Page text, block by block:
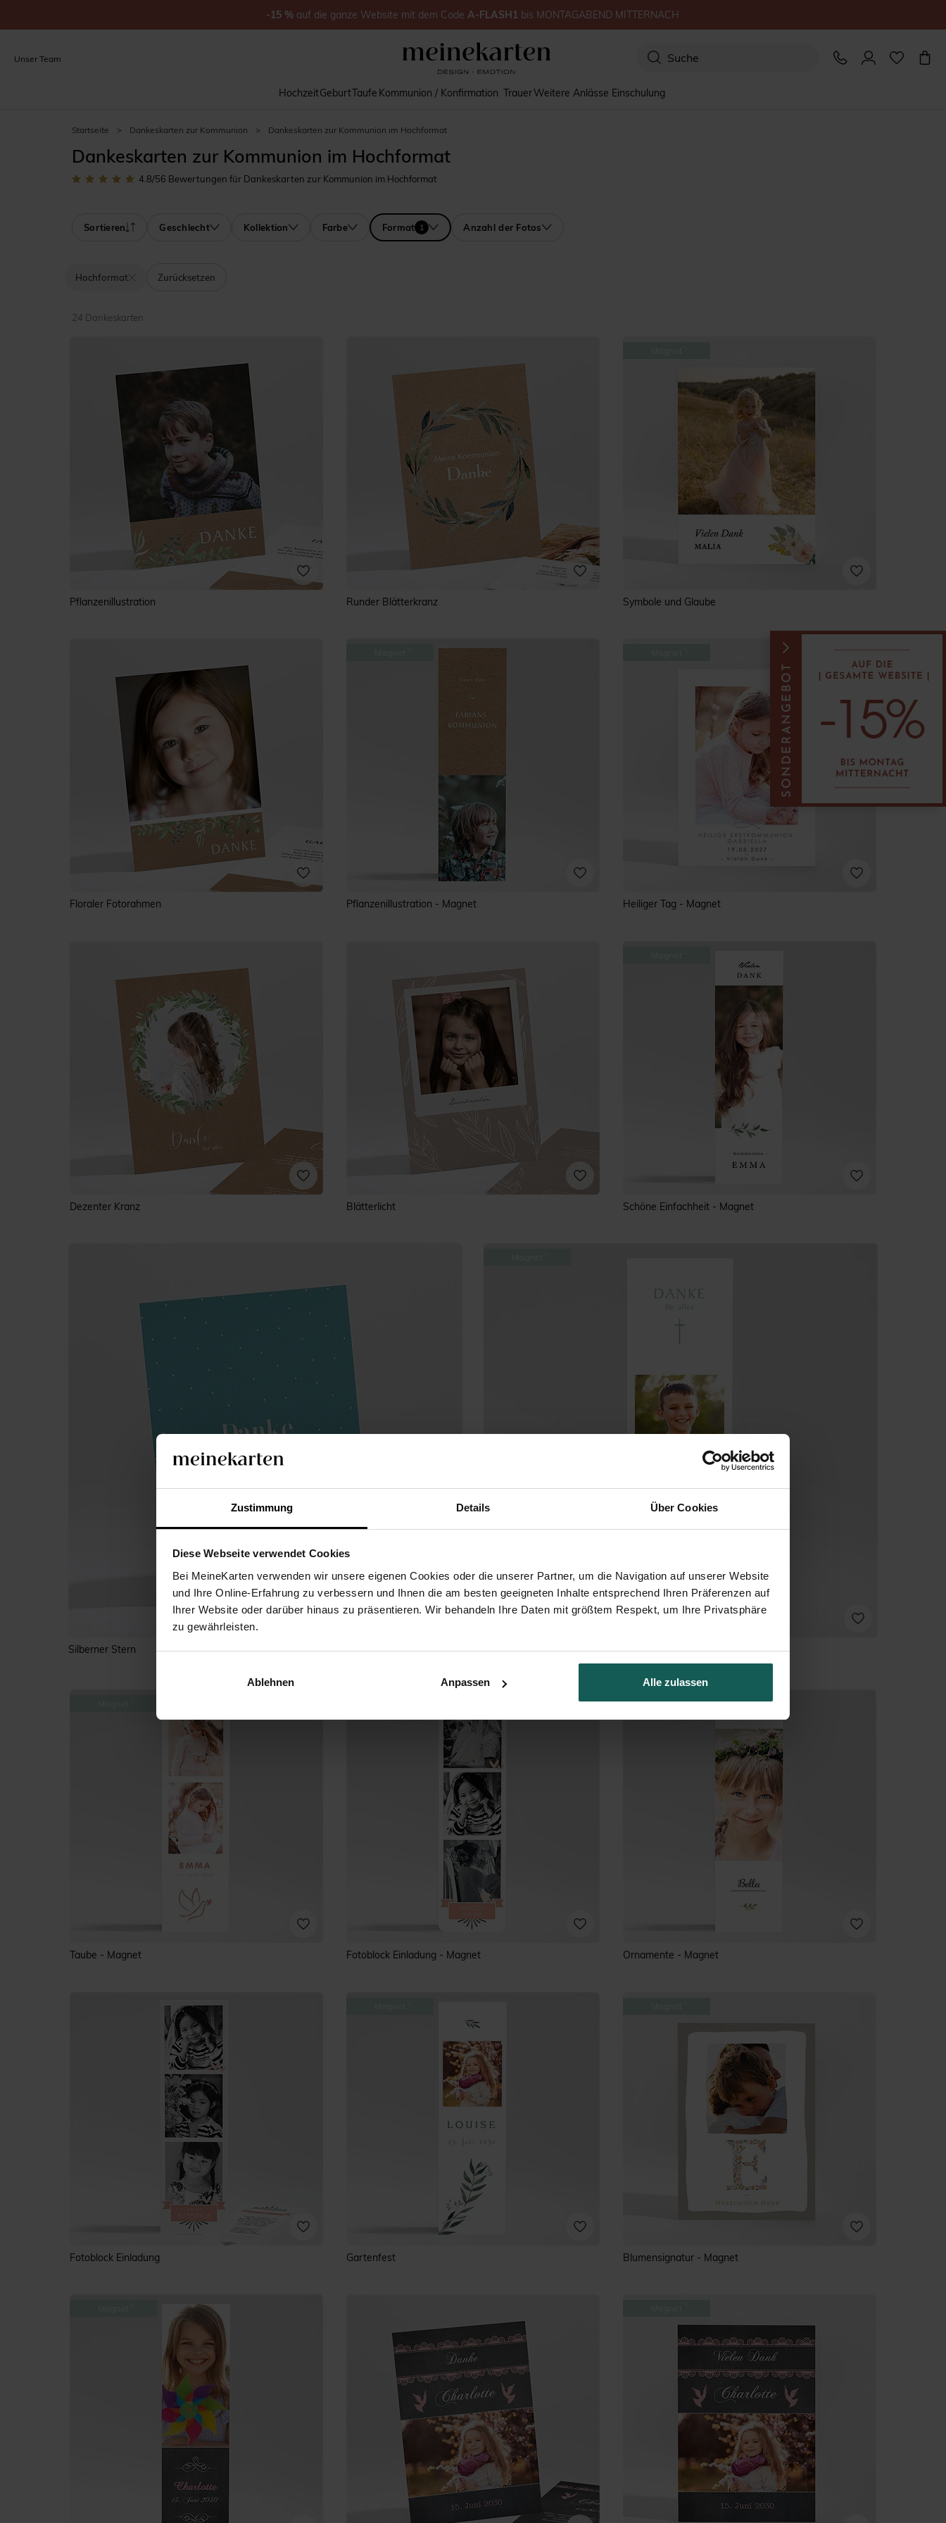
Zustimmung Details Über Cookies
Diese Webseite verwendet Cookies
Bei MeineKarten verwenden wir unsere eigenen Cookies oder die unserer Partner, um die Navigation auf unserer Website
und Ihre Online-Erfahrung zu verbessern und Ihnen die am besten geeigneten Inhalte entsprechend Ihren Präferenzen auf
Ihrer Website oder darüber hinaus zu präsentieren. Wir behandeln Ihre Daten mit größtem Respekt, um Ihre Privatsphäre
zu gewährleisten.
Ablehnen Anpassen Alle zulassen
Unser Team
HochzeitGeburtTaufe Kommunion / Konfirmation TrauerWeitere Anlässe Einschulung
Startseite > Dankeskarten zur Kommunion > Dankeskarten zur Kommunion im Hochformat
Dankeskarten zur Kommunion im Hochformat
4.8/56 Bewertungen für Dankeskarten zur Kommunion im Hochformat
Sortieren Geschlecht Kollektion Farbe Format 1 Anzahl der Fotos
Hochformat Zurücksetzen
24 Dankeskarten
Pflanzenillustration Runder Blätterkranz Symbole und Glaube
Floraler Fotorahmen Pflanzenillustration - Magnet Heiliger Tag - Magnet
Dezenter Kranz Blätterlicht Schöne Einfachheit - Magnet
Silberner Stern Blätter und Vergoldung - Magne
Taube - Magnet Fotoblock Einladung - Magnet Ornamente - Magnet
Fotoblock Einladung Gartenfest Blumensignatur - Magnet
-15 % auf die ganze Website mit dem Code A-FLASH1 bis MONTAGABEND MITTERNACH